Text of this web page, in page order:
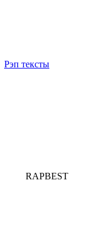
Рэп тексты
RAPBEST